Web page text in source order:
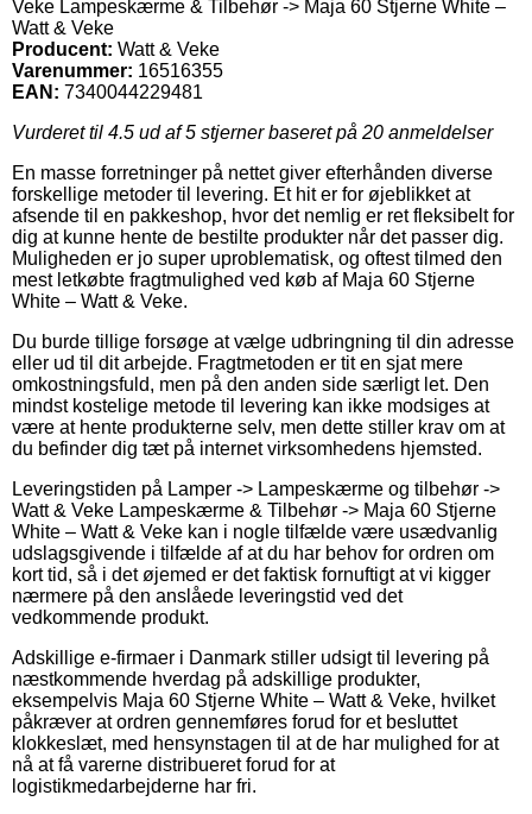
Veke Lampeskærme & Tilbehør -> Maja 60 Stjerne White –
Watt & Veke
Producent: Watt & Veke
Varenummer: 16516355
EAN: 7340044229481
Vurderet til 4.5 ud af 5 stjerner baseret på 20 anmeldelser
En masse forretninger på nettet giver efterhånden diverse
forskellige metoder til levering. Et hit er for øjeblikket at
afsende til en pakkeshop, hvor det nemlig er ret fleksibelt for
dig at kunne hente de bestilte produkter når det passer dig.
Muligheden er jo super uproblematisk, og oftest tilmed den
mest letkøbte fragtmulighed ved køb af Maja 60 Stjerne
White – Watt & Veke.
Du burde tillige forsøge at vælge udbringning til din adresse
eller ud til dit arbejde. Fragtmetoden er tit en sjat mere
omkostningsfuld, men på den anden side særligt let. Den
mindst kostelige metode til levering kan ikke modsiges at
være at hente produkterne selv, men dette stiller krav om at
du befinder dig tæt på internet virksomhedens hjemsted.
Leveringstiden på Lamper -> Lampeskærme og tilbehør ->
Watt & Veke Lampeskærme & Tilbehør -> Maja 60 Stjerne
White – Watt & Veke kan i nogle tilfælde være usædvanlig
udslagsgivende i tilfælde af at du har behov for ordren om
kort tid, så i det øjemed er det faktisk fornuftigt at vi kigger
nærmere på den anslåede leveringstid ved det
vedkommende produkt.
Adskillige e-firmaer i Danmark stiller udsigt til levering på
næstkommende hverdag på adskillige produkter,
eksempelvis Maja 60 Stjerne White – Watt & Veke, hvilket
påkræver at ordren gennemføres forud for et besluttet
klokkeslæt, med hensynstagen til at de har mulighed for at
nå at få varerne distribueret forud for at
logistikmedarbejderne har fri.